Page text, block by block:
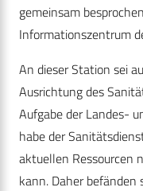
gemeinsam
Informationszentrum
An dieser Station sei
Ausrichtung des
Aufgabe der Landes-
habe der
aktuellen Ressourcen
kann. Daher